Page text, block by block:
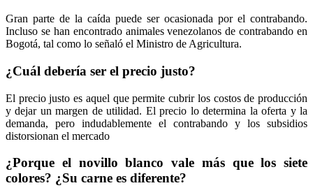
Gran parte de la caída puede ser ocasionada por el contrabando.
Incluso se han encontrado animales venezolanos de contrabando en
Bogotá, tal como lo señaló el Ministro de Agricultura.
¿Cuál debería ser el precio justo?
El precio justo es aquel que permite cubrir los costos de producción
y dejar un margen de utilidad. El precio lo determina la oferta y la
demanda, pero indudablemente el contrabando y los subsidios
distorsionan el mercado
¿Porque el novillo blanco vale más que los siete
colores? ¿Su carne es diferente?